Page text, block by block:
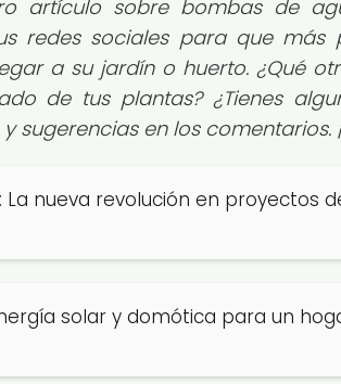
artículo sobre bombas de
redes sociales para que más
a su jardín o huerto. ¿Qué
de tus plantas? ¿Tienes
sugerencias en los comentarios.
La nueva revolución en proyectos
solar y domótica para un